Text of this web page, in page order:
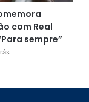
com Real
sempre”